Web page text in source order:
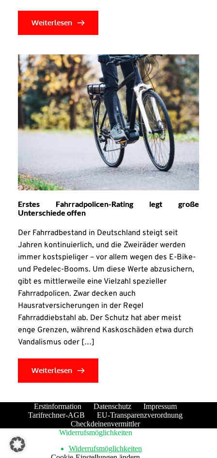
Weiterlesen
Erstes Fahrradpolicen-Rating legt große
Unterschiede offen
Der Fahrradbestand in Deutschland steigt seit
Jahren kontinuierlich, und die Zweiräder werden
immer kostspieliger – vor allem wegen des E-Bike-
und Pedelec-Booms. Um diese Werte abzusichern,
gibt es mittlerweile eine Vielzahl spezieller
Fahrradpolicen. Zwar decken auch
Hausratversicherungen in der Regel
Fahrraddiebstahl ab. Der Schutz hat aber meist
enge Grenzen, während Kaskoschäden etwa durch
Vandalismus oder […]
Weiterlesen
Erstinformation Datenschutz
Impressum
Tarifrechner-AGB
EU-Transparenzverordnung
Checkdeinenvermittler
Widerrufsmöglichkeiten
Widerrufsmöglichkeiten